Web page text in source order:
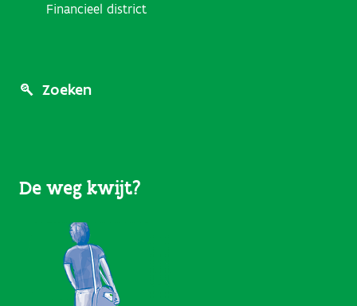
Financieel district
Footer
Links)
Zoeken
De weg kwijt?